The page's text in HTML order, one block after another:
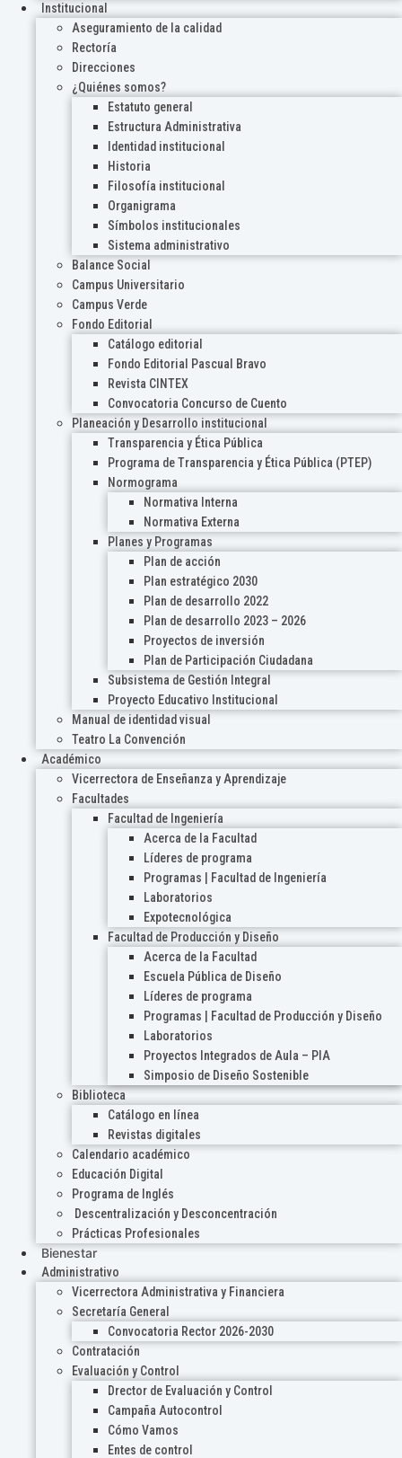
Institucional
Aseguramiento de la calidad
Rectoría
Direcciones
¿Quiénes somos?
Estatuto general
Estructura Administrativa
Identidad institucional
Historia
Filosofía institucional
Organigrama
Símbolos institucionales
Sistema administrativo
Balance Social
Campus Universitario
Campus Verde
Fondo Editorial
Catálogo editorial
Fondo Editorial Pascual Bravo
Revista CINTEX
Convocatoria Concurso de Cuento
Planeación y Desarrollo institucional
Transparencia y Ética Pública
Programa de Transparencia y Ética Pública (PTEP)
Normograma
Normativa Interna
Normativa Externa
Planes y Programas
Plan de acción
Plan estratégico 2030
Plan de desarrollo 2022
Plan de desarrollo 2023 – 2026
Proyectos de inversión
Plan de Participación Ciudadana
Subsistema de Gestión Integral
Proyecto Educativo Institucional
Manual de identidad visual
Teatro La Convención
Académico
Vicerrectora de Enseñanza y Aprendizaje
Facultades
Facultad de Ingeniería
Acerca de la Facultad
Líderes de programa
Programas | Facultad de Ingeniería
Laboratorios
Expotecnológica
Facultad de Producción y Diseño
Acerca de la Facultad
Escuela Pública de Diseño
Líderes de programa
Programas | Facultad de Producción y Diseño
Laboratorios
Proyectos Integrados de Aula – PIA
Simposio de Diseño Sostenible
Biblioteca
Catálogo en línea
Revistas digitales
Calendario académico
Educación Digital
Programa de Inglés
Descentralización y Desconcentración
Prácticas Profesionales
Bienestar
Administrativo
Vicerrectora Administrativa y Financiera
Secretaría General
Convocatoria Rector 2026-2030
Contratación
Evaluación y Control
Drector de Evaluación y Control
Campaña Autocontrol
Cómo Vamos
Entes de control